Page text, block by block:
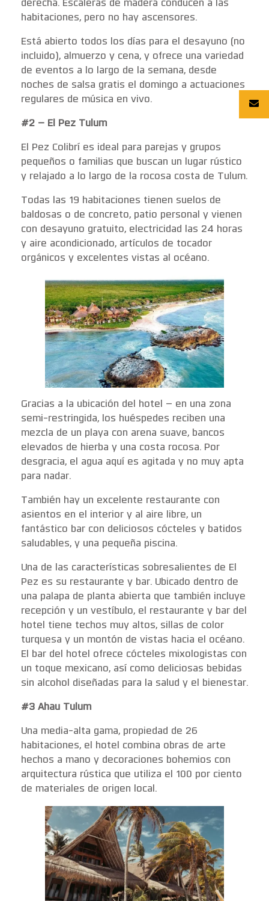
derecha. Escaleras de madera conducen a las
habitaciones, pero no hay ascensores.
Está abierto todos los días para el desayuno (no
incluido), almuerzo y cena, y ofrece una variedad
de eventos a lo largo de la semana, desde
noches de salsa gratis el domingo a actuaciones
regulares de música en vivo.
#2 – El Pez Tulum
El Pez Colibrí es ideal para parejas y grupos
pequeños o familias que buscan un lugar rústico
y relajado a lo largo de la rocosa costa de Tulum.
Todas las 19 habitaciones tienen suelos de
baldosas o de concreto, patio personal y vienen
con desayuno gratuito, electricidad las 24 horas
y aire acondicionado, artículos de tocador
orgánicos y excelentes vistas al océano.
Gracias a la ubicación del hotel – en una zona
semi-restringida, los huéspedes reciben una
mezcla de un playa con arena suave, bancos
elevados de hierba y una costa rocosa. Por
desgracia, el agua aquí es agitada y no muy apta
para nadar.
También hay un excelente restaurante con
asientos en el interior y al aire libre, un
fantástico bar con deliciosos cócteles y batidos
saludables, y una pequeña piscina.
Una de las características sobresalientes de El
Pez es su restaurante y bar. Ubicado dentro de
una palapa de planta abierta que también incluye
recepción y un vestíbulo, el restaurante y bar del
hotel tiene techos muy altos, sillas de color
turquesa y un montón de vistas hacia el océano.
El bar del hotel ofrece cócteles mixologistas con
un toque mexicano, así como deliciosas bebidas
sin alcohol diseñadas para la salud y el bienestar.
#3 Ahau Tulum
Una media-alta gama, propiedad de 26
habitaciones, el hotel combina obras de arte
hechos a mano y decoraciones bohemios con
arquitectura rústica que utiliza el 100 por ciento
de materiales de origen local.